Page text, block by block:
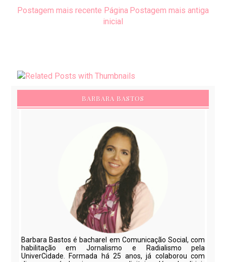
Postagem mais recente Postagem mais antiga
Página
inicial
BARBARA BASTOS
Barbara Bastos é bacharel em Comunicação Social, com
habilitação em Jornalismo e Radialismo pela
UniverCidade. Formada há 25 anos, já colaborou com